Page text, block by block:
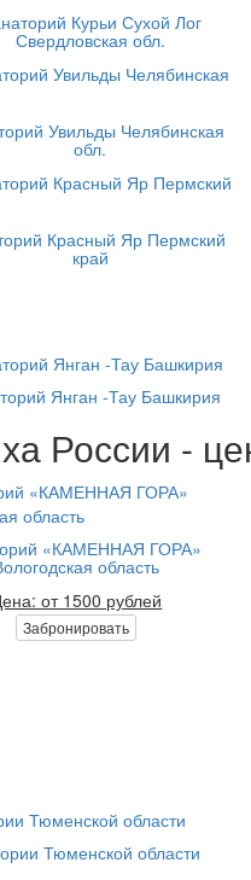
Курьи Сухой Лог
Свердловская обл.
Увильды Челябинская
обл.
Красный Яр Пермский
край
Янган -Тау Башкирия
России -
«КАМЕННАЯ ГОРА»
область
от 1500 рублей
Забронировать
Тюменской области